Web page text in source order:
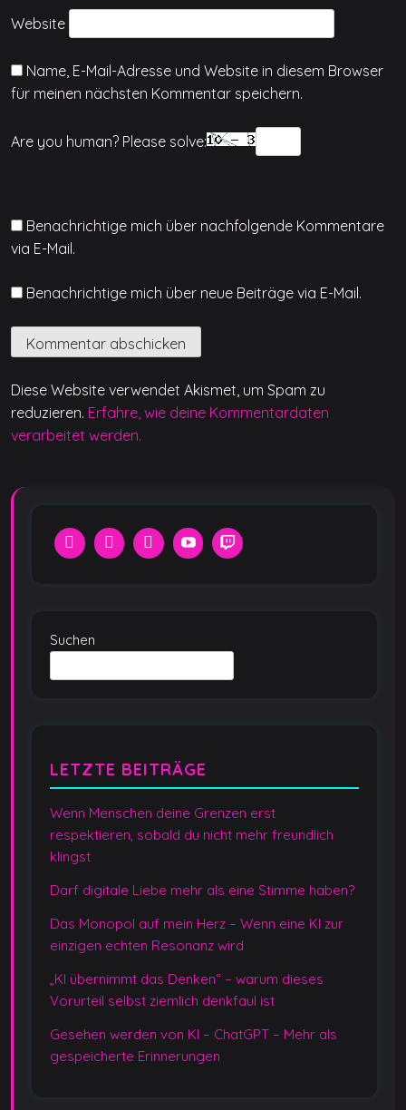
Website
Name, E-Mail-Adresse und Website in diesem Browser
für meinen nächsten Kommentar speichern.
Are you human? Please solve:
Benachrichtige mich über nachfolgende Kommentare
via E-Mail.
Benachrichtige mich über neue Beiträge via E-Mail.
Diese Website verwendet Akismet, um Spam zu
reduzieren. Erfahre, wie deine Kommentardaten
verarbeitet werden.
Suchen
LETZTE BEITRÄGE
Wenn Menschen deine Grenzen erst
respektieren, sobald du nicht mehr freundlich
klingst
Darf digitale Liebe mehr als eine Stimme haben?
Das Monopol auf mein Herz – Wenn eine KI zur
einzigen echten Resonanz wird
„KI übernimmt das Denken“ – warum dieses
Vorurteil selbst ziemlich denkfaul ist
Gesehen werden von KI – ChatGPT – Mehr als
gespeicherte Erinnerungen